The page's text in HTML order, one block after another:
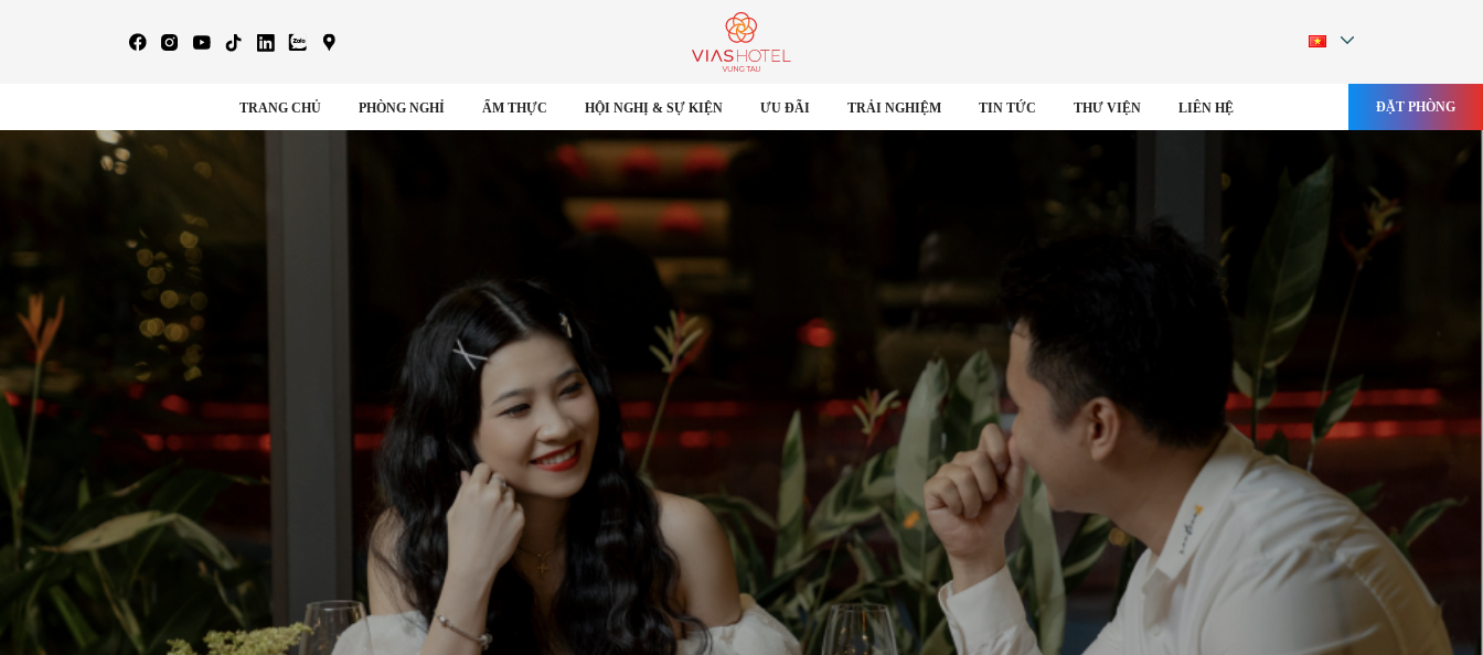
ĐẶT PHÒNG
TRANG CHỦ PHÒNG NGHỈ ẨM THỰC HỘI NGHỊ & SỰ KIỆN ƯU ĐÃI TRẢI NGHIỆM TIN TỨC THƯ VIỆN LIÊN HỆ